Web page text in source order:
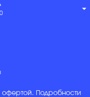
arrow_drop_down
офертой. Подробности